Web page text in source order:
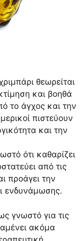
θεωρείται
και βοηθά
το άγχος και την
πιστεύουν
και την
ότι καθαρίζει
από τις
προάγει την
ενδυνάμωσης.
γνωστό για τις
ακόμα